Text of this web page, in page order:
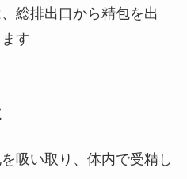
総排出口から精包を出
す
吸い取り、体内で受精し